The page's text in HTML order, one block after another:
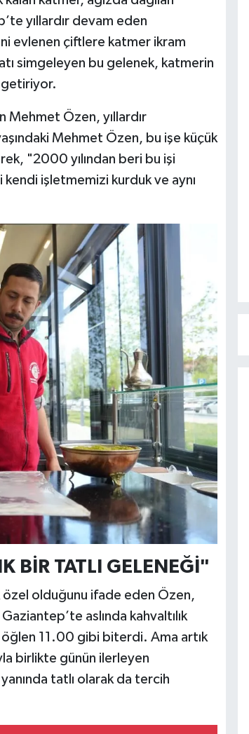
yıllardır devam eden
evlenen çiftlere katmer ikram
simgeleyen bu gelenek, katmerin
getiriyor.
Mehmet Özen, yıllardır
Mehmet Özen, bu işe küçük
"2000 yılından beri bu işi
kendi işletmemizi kurduk ve aynı
BİR TATLI GELENEĞİ"
olduğunu ifade eden Özen,
aslında kahvaltılık
11.00 gibi biterdi. Ama artık
birlikte günün ilerleyen
tatlı olarak da tercih